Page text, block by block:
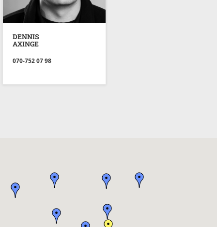
DENNIS
AXINGE
070-752 07 98